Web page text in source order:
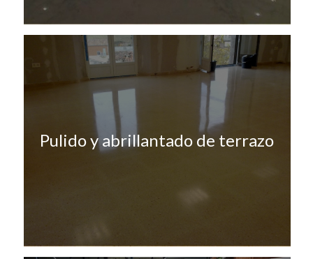
Pulido y abrillantado de terrazo